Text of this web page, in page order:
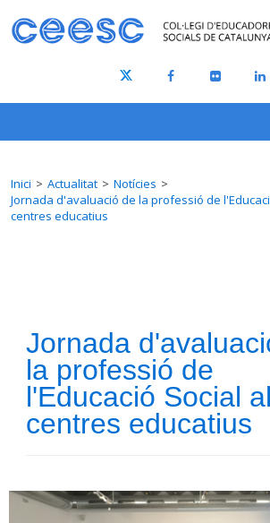
Inici Actualitat
Notícies
Jornada d'avaluació de la professió de
centres educatius
Jornada
la professió de
l'Educació Social
centres educatius